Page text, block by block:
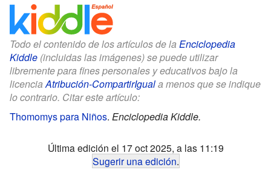
Todo el contenido de los artículos de la Enciclopedia
Kiddle (incluidas las imágenes) se puede utilizar
libremente para fines personales y educativos bajo la
licenciaAtribución-CompartirIguala menos que se indique
lo contrario. Citar este artículo:
Thomomys para Niños. Enciclopedia Kiddle.
Última edición el 17 oct 2025, a las 11:19
Sugerir una edición.